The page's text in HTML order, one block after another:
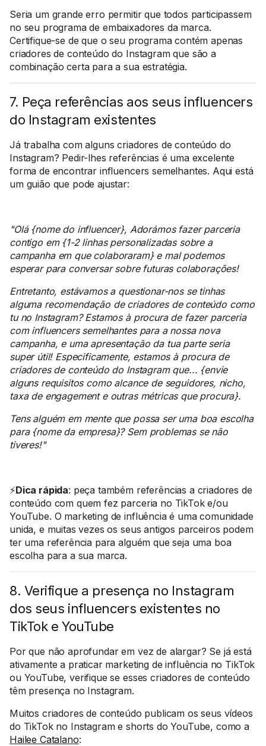
Seria um grande erro permitir que todos participassem
no seu programa de embaixadores da marca.
Certifique-se de que o seu programa contém apenas
criadores de conteúdo do Instagram que são a
combinação certa para a sua estratégia.
7. Peça referências aos seus influencers
do Instagram existentes
Já trabalha com alguns criadores de conteúdo do
Instagram? Pedir-lhes referências é uma excelente
forma de encontrar influencers semelhantes. Aqui está
um guião que pode ajustar:
"Olá {nome do influencer}, Adorámos fazer parceria
contigo em {1-2 linhas personalizadas sobre a
campanha em que colaboraram} e mal podemos
esperar para conversar sobre futuras colaborações!
Entretanto, estávamos a questionar-nos se tinhas
alguma recomendação de criadores de conteúdo como
tu no Instagram? Estamos à procura de fazer parceria
com influencers semelhantes para a nossa nova
campanha, e uma apresentação da tua parte seria
super útil! Especificamente, estamos à procura de
criadores de conteúdo do Instagram que... {envie
alguns requisitos como alcance de seguidores, nicho,
taxa de engagement e outras métricas que procura}.
Tens alguém em mente que possa ser uma boa escolha
para {nome da empresa}? Sem problemas se não
tiveres!"
⚡Dica rápida: peça também referências a criadores de
conteúdo com quem fez parceria no TikTok e/ou
YouTube. O marketing de influência é uma comunidade
unida, e muitas vezes os seus antigos parceiros podem
ter uma referência para alguém que seja uma boa
escolha para a sua marca.
8. Verifique a presença no Instagram
dos seus influencers existentes no
TikTok e YouTube
Por que não aprofundar em vez de alargar? Se já está
ativamente a praticar marketing de influência no TikTok
ou YouTube, verifique se esses criadores de conteúdo
têm presença no Instagram.
Muitos criadores de conteúdo publicam os seus vídeos
do TikTok no Instagram e shorts do YouTube, como a
Hailee Catalano: